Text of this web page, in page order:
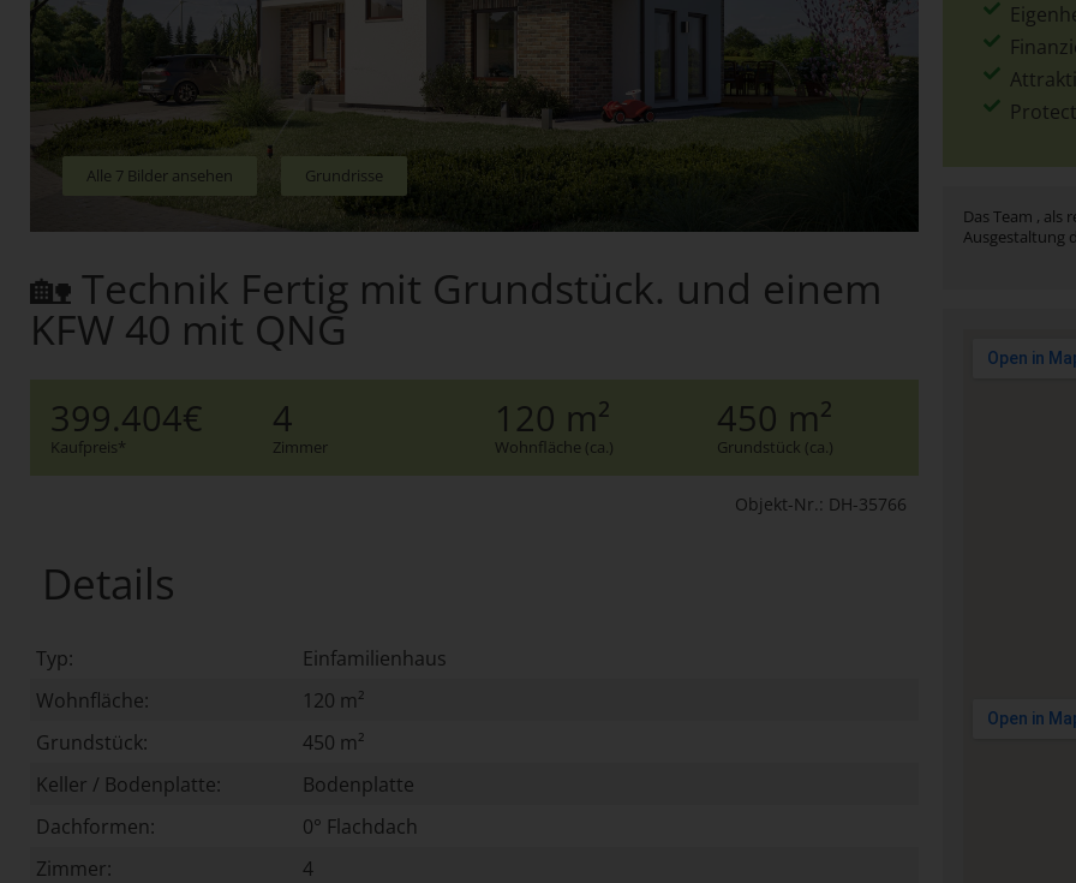
Alle 7 Bilder ansehen Grundrisse
🏡 Technik Fertig mit Grundstück. und einem
KFW 40 mit QNG
399.404€
Kaufpreis*
4
Zimmer
120 m²
Wohnfläche (ca.)
450 m²
Grundstück (ca.)
Objekt-Nr.: DH-35766
Details
Typ:
Einfamilienhaus
Wohnfläche:
120 m²
Grundstück:
450 m²
Keller / Bodenplatte:
Bodenplatte
Dachformen:
0° Flachdach
Zimmer:
4
Das Team , als
Ausgestaltung